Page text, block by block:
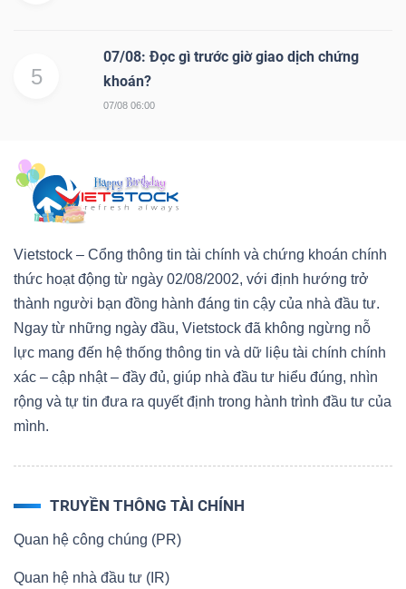
5
07/08: Đọc gì trước giờ giao dịch chứng
khoán?
07/08 06:00
Vietstock – Cổng thông tin tài chính và chứng khoán chính
thức hoạt động từ ngày 02/08/2002, với định hướng trở
thành người bạn đồng hành đáng tin cậy của nhà đầu tư.
Ngay từ những ngày đầu, Vietstock đã không ngừng nỗ
lực mang đến hệ thống thông tin và dữ liệu tài chính chính
xác – cập nhật – đầy đủ, giúp nhà đầu tư hiểu đúng, nhìn
rộng và tự tin đưa ra quyết định trong hành trình đầu tư của
mình.
TRUYỀN THÔNG TÀI CHÍNH
Quan hệ công chúng (PR)
Quan hệ nhà đầu tư (IR)